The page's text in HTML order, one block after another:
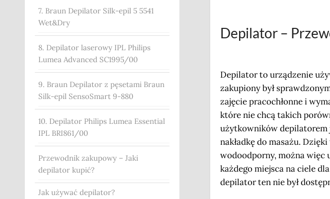
7. Braun Depilator Silk-epil 5 5541
Wet&Dry
8. Depilator laserowy IPL Philips
Lumea Advanced SC1995/00
9. Braun Depilator z pęsetami Braun
Silk-epil SensoSmart 9-880
10. Depilator Philips Lumea Essential
IPL BRI861/00
Przewodnik zakupowy – Jaki
depilator kupić?
Jak używać depilator?
Depilator –
Depilator to urządzenie
zakupiony był
zajęcie pracochłonne i
które nie chcą takich
użytkowników depilatorem
nakładkę do masażu.
wodoodporny, można więc
każdego miejsca na ciele
depilator ten nie był